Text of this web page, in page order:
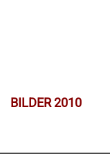
BILDER 2010